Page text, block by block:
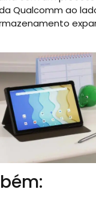
Qualcomm ao